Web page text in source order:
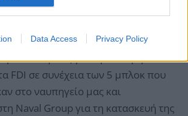
Data Access Privacy Policy
όπως τόνιζαν πηγές με πλήρη
κήτους για τη δεύτερη
FDI σε συνέχεια των 5 μπλοκ που
στο ναυπηγείο μας και
Naval Group για τη κατασκευή της